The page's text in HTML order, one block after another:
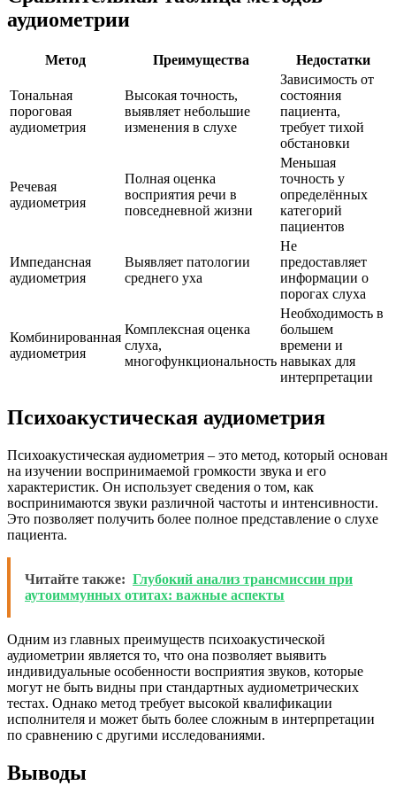
аудиометрии
Метод Преимущества Недостатки
Тональная
пороговая
аудиометрия
Высокая точность,
выявляет небольшие
изменения в слухе
Зависимость от
состояния
пациента,
требует тихой
обстановки
Речевая
аудиометрия
Полная оценка
восприятия речи в
повседневной жизни
Меньшая
точность у
определённых
категорий
пациентов
Импедансная
аудиометрия
Выявляет патологии
среднего уха
Не
предоставляет
информации о
порогах слуха
Комбинированная
аудиометрия
Комплексная оценка
слуха,
многофункциональность
Необходимость в
большем
времени и
навыках для
интерпретации
Психоакустическая аудиометрия
Психоакустическая аудиометрия – это метод, который основан
на изучении воспринимаемой громкости звука и его
характеристик. Он использует сведения о том, как
воспринимаются звуки различной частоты и интенсивности.
Это позволяет получить более полное представление о слухе
пациента.
Читайте также: Глубокий анализ трансмиссии при
аутоиммунных отитах: важные аспекты
Одним из главных преимуществ психоакустической
аудиометрии является то, что она позволяет выявить
индивидуальные особенности восприятия звуков, которые
могут не быть видны при стандартных аудиометрических
тестах. Однако метод требует высокой квалификации
исполнителя и может быть более сложным в интерпретации
по сравнению с другими исследованиями.
Выводы